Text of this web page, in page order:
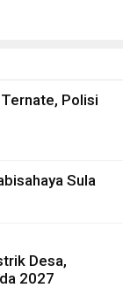
Polisi
Sula
Desa,
2027